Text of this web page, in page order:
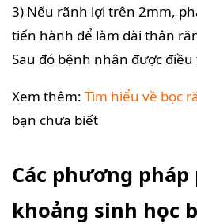
3) Nếu rãnh lợi trên 2mm,
tiến hành để làm dài thân
Sau đó bệnh nhân được
Xem thêm: Tìm hiểu về bọc
bạn chưa biết
Các phương pháp
khoảng sinh học